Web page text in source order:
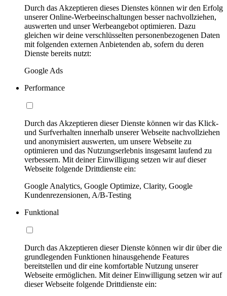
Durch das Akzeptieren dieses Dienstes können wir den Erfolg
unserer Online-Werbeeinschaltungen besser nachvollziehen,
auswerten und unser Werbeangebot optimieren. Dazu
gleichen wir deine verschlüsselten personenbezogenen Daten
mit folgenden externen Anbietenden ab, sofern du deren
Dienste bereits nutzt:
Google Ads
Performance
Durch das Akzeptieren dieser Dienste können wir das Klick-
und Surfverhalten innerhalb unserer Webseite nachvollziehen
und anonymisiert auswerten, um unsere Webseite zu
optimieren und das Nutzungserlebnis insgesamt laufend zu
verbessern. Mit deiner Einwilligung setzen wir auf dieser
Webseite folgende Drittdienste ein:
Google Analytics, Google Optimize, Clarity, Google
Kundenrezensionen, A/B-Testing
Funktional
Durch das Akzeptieren dieser Dienste können wir dir über die
grundlegenden Funktionen hinausgehende Features
bereitstellen und dir eine komfortable Nutzung unserer
Webseite ermöglichen. Mit deiner Einwilligung setzen wir auf
dieser Webseite folgende Drittdienste ein: